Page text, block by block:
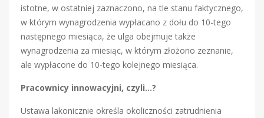
istotne, w ostatniej zaznaczono, na tle stanu faktycznego,
w którym wynagrodzenia wypłacano z dołu do 10-tego
następnego miesiąca, że ulga obejmuje także
wynagrodzenia za miesiąc, w którym złożono zeznanie,
ale wypłacone do 10-tego kolejnego miesiąca.
Pracownicy innowacyjni, czyli…?
Ustawa lakonicznie określa okoliczności zatrudnienia